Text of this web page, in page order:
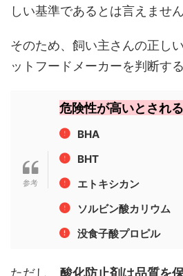
しい基準であるとは言えません
そのため、飼い主さんの正し
ットフードメーカーを判断す
危険性が高いとされ
BHA
BHT
エトキシカン
ソルビン酸カリウム
没食子酸プロピル
ただし、 酸化防止剤は品質を